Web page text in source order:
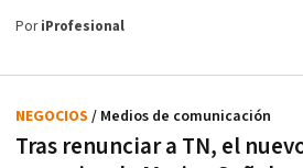
PoriProfesional
Tras renunciar a TN, el
NEGOCIOS / Medios de comunicación